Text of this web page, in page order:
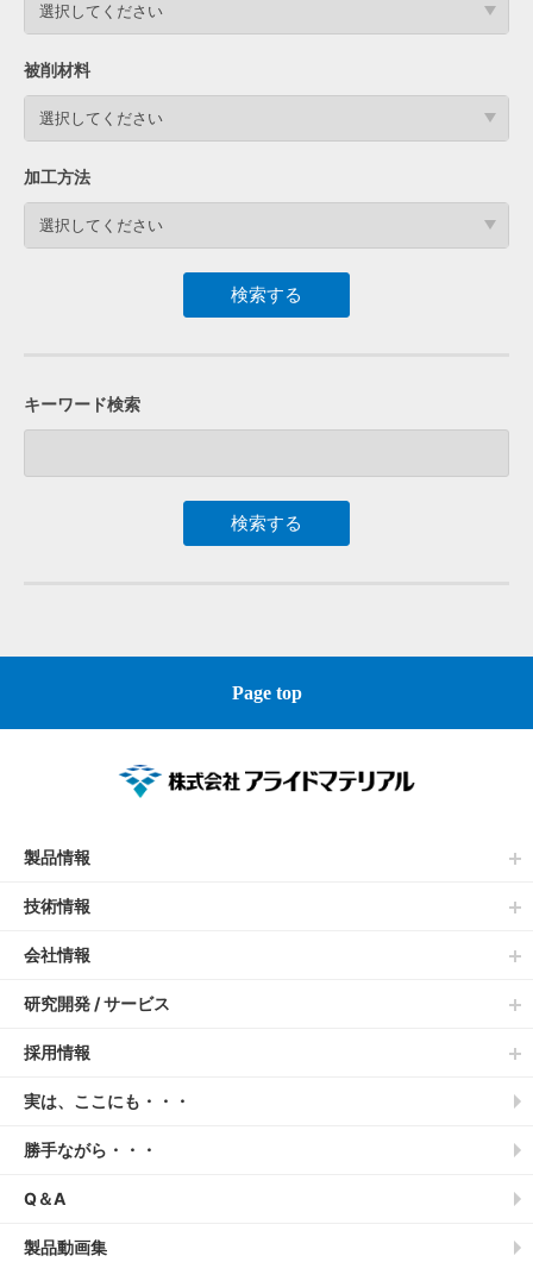
選択してください
被削材料
選択してください
加工方法
選択してください
キーワード検索
Page top
製品情報
技術情報
会社情報
研究開発 / サービス
採用情報
実は、ここにも・・・
勝手ながら・・・
Q＆A
製品動画集